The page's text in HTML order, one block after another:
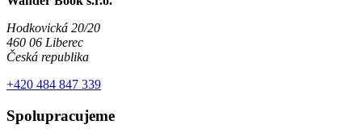
Hodkovická 20/20
460 06 Liberec
Česká republika
+420 484 847 339
Spolupracujeme